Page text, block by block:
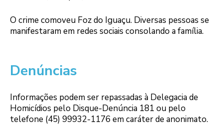
O crime comoveu Foz do Iguaçu. Diversas pessoas se
manifestaram em redes sociais consolando a família.
Denúncias
Informações podem ser repassadas à Delegacia de
Homicídios pelo Disque-Denúncia 181 ou pelo
telefone (45) 99932-1176 em caráter de anonimato.